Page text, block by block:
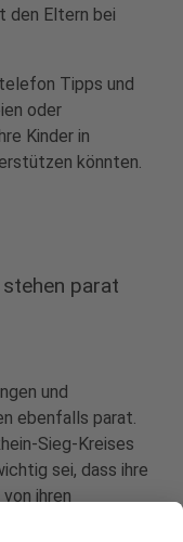
den Eltern bei
Tipps und
oder
Kinder in
könnten.
parat
und
ebenfalls parat.
Sieg-Kreises
sei, dass ihre
ihren
seien nicht